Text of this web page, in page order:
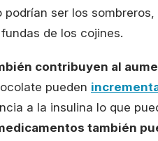
podrían ser los
de los cojines.
contribuyen al
pueden
a la insulina lo que
también